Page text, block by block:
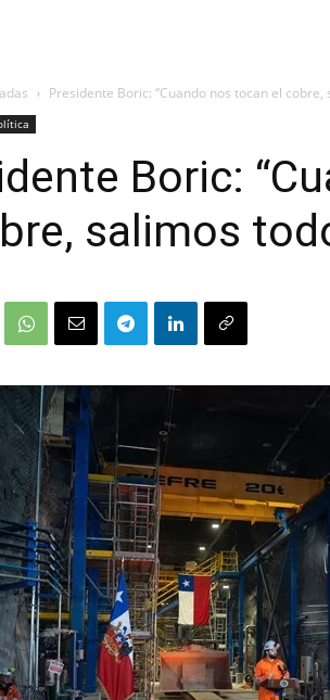
Presidente Boric: “Cuando nos tocan el
Boric:
salimos